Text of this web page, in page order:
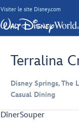
Visiter le site Disney.com
Terralina
Disney Springs, The
Casual Dining
DînerSouper